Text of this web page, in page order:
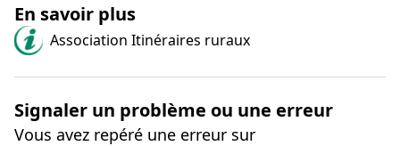
En savoir plus
Association Itinéraires ruraux
Signaler un problème ou une erreur
Vous avez repéré une erreur sur